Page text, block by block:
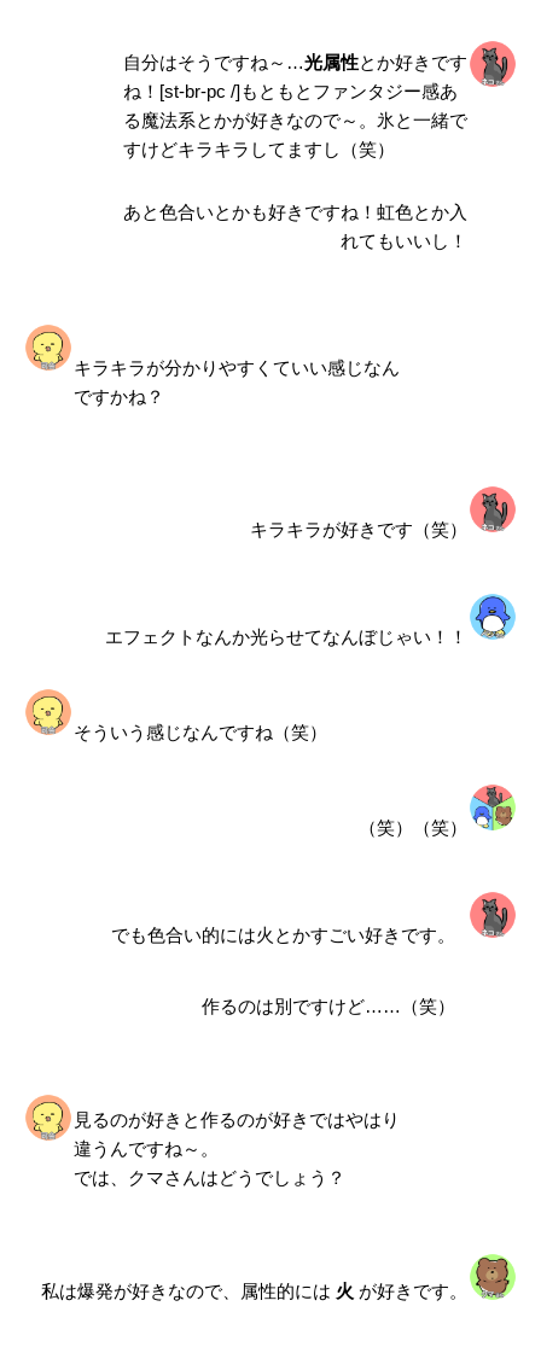
自分はそうですね～…光属性とか好きです
ね！[st-br-pc /]もともとファンタジー感あ
る魔法系とかが好きなので～。氷と一緒で
すけどキラキラしてますし（笑）
あと色合いとかも好きですね！虹色とか入
れてもいいし！
キラキラが分かりやすくていい感じなん
ですかね？
キラキラが好きです（笑）
エフェクトなんか光らせてなんぼじゃい！！
そういう感じなんですね（笑）
（笑）（笑）
でも色合い的には火とかすごい好きです。
作るのは別ですけど……（笑）
見るのが好きと作るのが好きではやはり
違うんですね～。
では、クマさんはどうでしょう？
私は爆発が好きなので、属性的には 火 が好きです。